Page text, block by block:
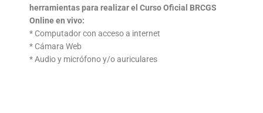
herramientaspara realizar el Curso Oficial BRCGS
Online en vivo:
* Computador con acceso a internet
* Cámara Web
* Audio y micrófono y/o auriculares